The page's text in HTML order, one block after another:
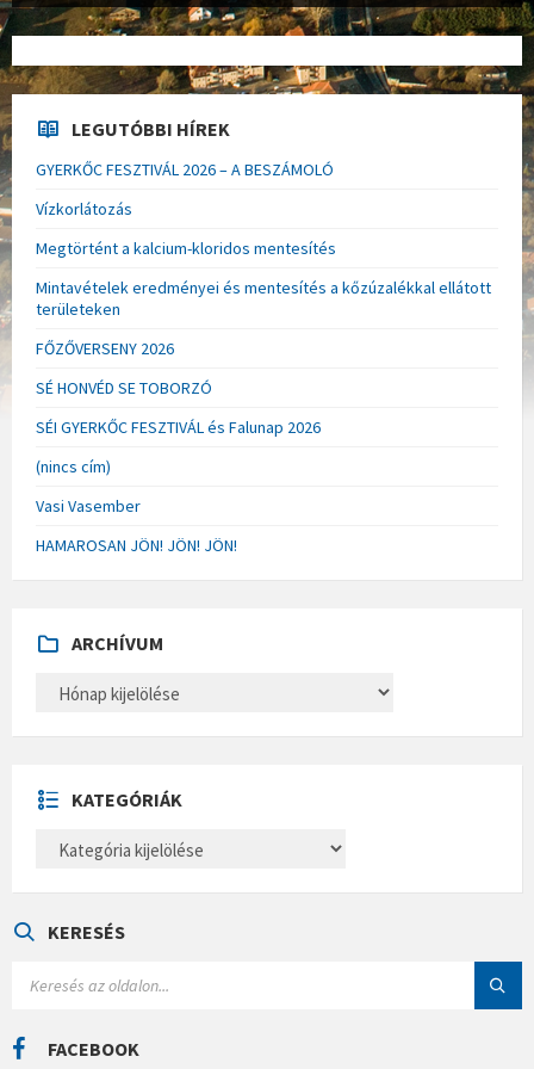
LEGUTÓBBI HÍREK
GYERKŐC FESZTIVÁL 2026 – A BESZÁMOLÓ
Vízkorlátozás
Megtörtént a kalcium-kloridos mentesítés
Mintavételek eredményei és mentesítés a kőzúzalékkal ellátott
területeken
FŐZŐVERSENY 2026
SÉ HONVÉD SE TOBORZÓ
SÉI GYERKŐC FESZTIVÁL és Falunap 2026
(nincs cím)
Vasi Vasember
HAMAROSAN JÖN! JÖN! JÖN!
ARCHÍVUM
H
U
M
KATEGÓRIÁK
E
Á
KERESÉS
C
H
FACEBOOK